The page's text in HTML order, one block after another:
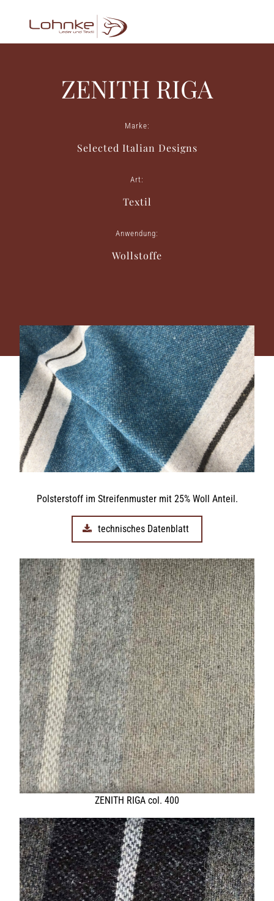
ZENITH RIGA
Marke:
Selected Italian Designs
Art:
Textil
Anwendung:
Wollstoffe
Polsterstoff im Streifenmuster mit 25% Woll Anteil.
technisches Datenblatt